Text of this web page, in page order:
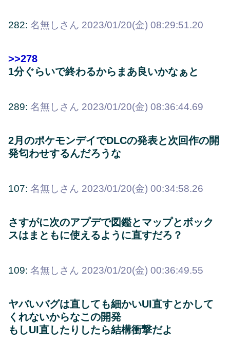
282: 名無しさん 2023/01/20(金) 08:29:51.20
>>278
1分ぐらいで終わるからまあ良いかなぁと
289: 名無しさん 2023/01/20(金) 08:36:44.69
2月のポケモンデイでDLCの発表と次回作の開
発匂わせするんだろうな
107: 名無しさん 2023/01/20(金) 00:34:58.26
さすがに次のアプデで図鑑とマップとボック
スはまともに使えるように直すだろ？
109: 名無しさん 2023/01/20(金) 00:36:49.55
ヤバいバグは直しても細かいUI直すとかして
くれないからなこの開発
もしUI直したりしたら結構衝撃だよ